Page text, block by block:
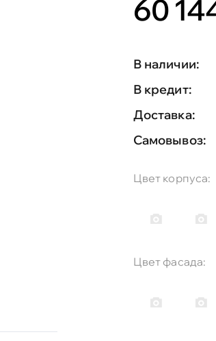
60
В наличии:
В кредит:
Доставка:
Самовывоз:
Цвет корпуса:
Цвет фасада: